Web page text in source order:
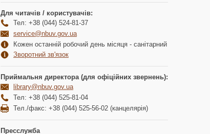
Для читачів / користувачів:
Тел: +38 (044) 524-81-37
service@nbuv.gov.ua
Кожен останній робочий день місяця - санітарний
Зворотний зв'язок
Приймальня директора (для офіційних звернень):
library@nbuv.gov.ua
Тел: +38 (044) 525-81-04
Тел./факс: +38 (044) 525-56-02 (канцелярія)
Пресслужба